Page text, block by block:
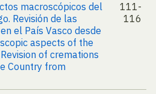
macroscópicos del
Revisión de las
el País Vasco desde
aspects of the
of cremations
Country from
111-
116